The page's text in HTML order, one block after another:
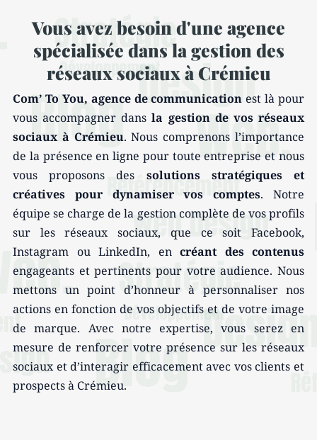
Vous avez besoin d'une agence
spécialisée dans la gestion des
réseaux sociaux à Crémieu
Com’ To You, agence de communicationest là pour
vous accompagner dansla gestion de vos réseaux
sociaux à Crémieu. Nous comprenons l’importance
de la présence en ligne pour toute entreprise et nous
vous proposons des solutions stratégiques et
créatives pour dynamiser vos comptes. Notre
équipe se charge de la gestion complète de vos profils
sur les réseaux sociaux, que ce soit Facebook,
Instagram ou LinkedIn, en créant des contenus
engageants et pertinents pour votre audience. Nous
mettons un point d’honneur à personnaliser nos
actions en fonction de vos objectifs et de votre image
de marque. Avec notre expertise, vous serez en
mesure de renforcer votre présence sur les réseaux
sociaux et d’interagir efficacement avec vos clients et
prospects à Crémieu.